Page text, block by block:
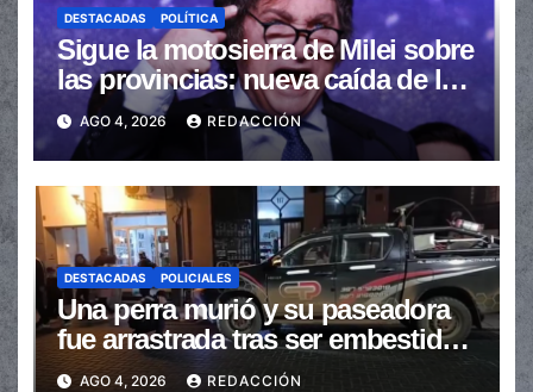
DESTACADAS POLÍTICA
Sigue la motosierra de Milei sobre
las provincias: nueva caída de las
transferencias no automáticas
AGO 4, 2026 REDACCIÓN
DESTACADAS POLICIALES
Una perra murió y su paseadora
fue arrastrada tras ser embestidas
en la senda peatonal
AGO 4, 2026 REDACCIÓN